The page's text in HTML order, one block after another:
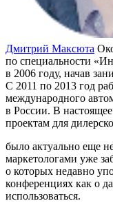
Дмитрий Максюта
по специальности
в 2006 году, начав
С 2011 по 2013 год
международного
в России. В
проектам для
было актуально еще
маркетологами уже
о которых недавно
конференциях как о
использоваться.